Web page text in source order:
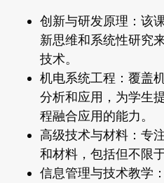
创新与研发原理：该
新思维和系统性研究
技术。
机电系统工程：覆盖
分析和应用，为学生
程融合应用的能力。
高级技术与材料：专
和材料，包括但不限
信息管理与技术教学